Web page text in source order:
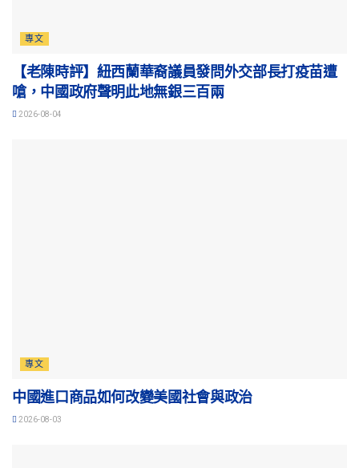
專文
【老陳時評】紐西蘭華裔議員發問外交部長打疫苗遭
嗆，中國政府聲明此地無銀三百兩
2026-08-04
專文
中國進口商品如何改變美國社會與政治
2026-08-03